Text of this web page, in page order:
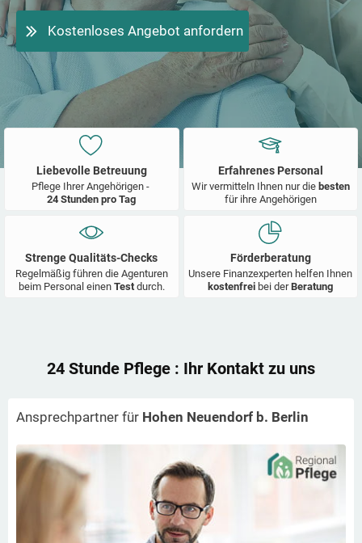
Kostenloses Angebot anfordern
Liebevolle Betreuung
Pflege Ihrer Angehörigen -
24 Stunden pro Tag
Erfahrenes Personal
Wir vermitteln Ihnen nur die besten
für ihre Angehörigen
Strenge Qualitäts-Checks
Regelmäßig führen die Agenturen
beim Personal einen Test durch.
Förderberatung
Unsere Finanzexperten helfen Ihnen
kostenfrei bei derBeratung
24 Stunde Pflege : Ihr Kontakt zu uns
Ansprechpartner für Hohen Neuendorf b. Berlin